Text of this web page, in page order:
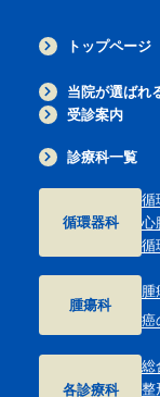
トップページ
当院が選ばれ
受診案内
診療科一覧
循環器科
循
心
循
腫瘍科
腫
癌
各診療科
総
整